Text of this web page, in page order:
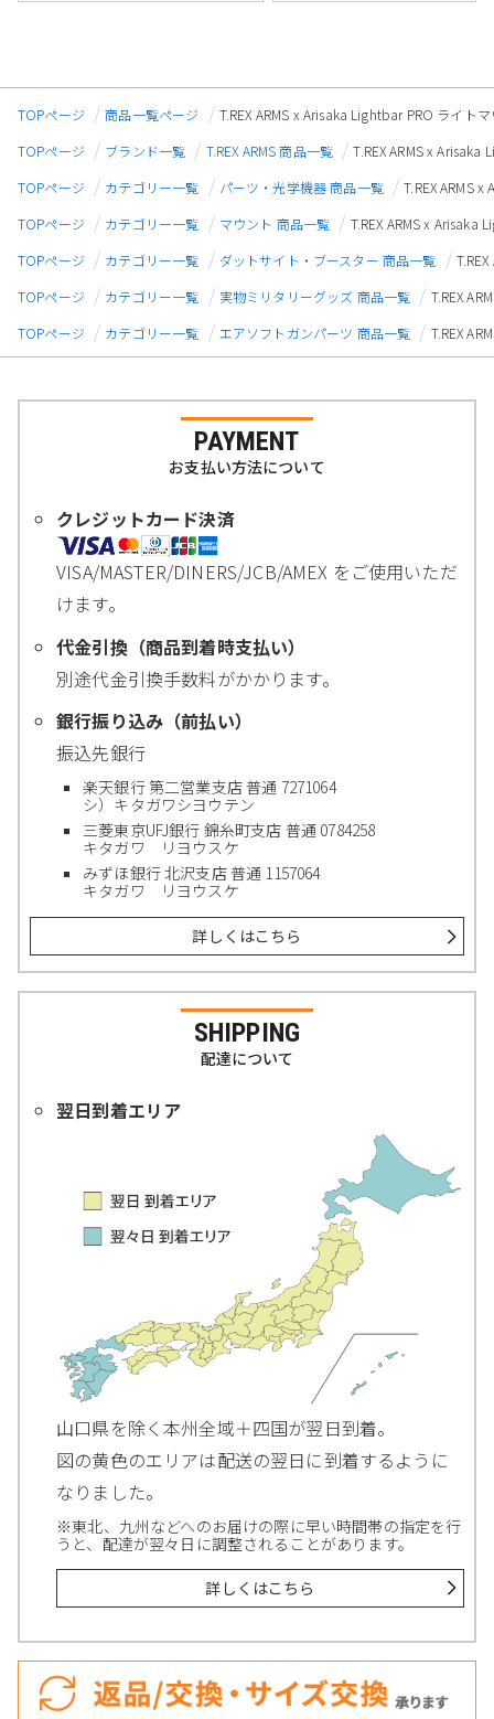
TOPページ 商品一覧ページ
T.REX ARMS x Arisaka Lightbar PRO ライト
TOPページ
ブランド一覧 T.REX ARMS 商品一覧
T.REX ARMS x
TOPページ
カテゴリー一覧 パーツ・光学機器 商品一覧
T.REX ARMS
TOPページ
カテゴリー一覧 マウント 商品一覧
T.REX ARMS x Arisaka
TOPページ
カテゴリー一覧 ダットサイト・ブースター 商品一覧
TOPページ
カテゴリー一覧 実物ミリタリーグッズ 商品一覧
T.REX
TOPページ
カテゴリー一覧 エアソフトガンパーツ 商品一覧 T.REX
PAYMENT
お支払い方法について
クレジットカード決済
VISA/MASTER/DINERS/JCB/AMEX をご使用いただ
けます。
代金引換（商品到着時支払い）
別途代金引換手数料がかかります。
銀行振り込み（前払い）
振込先銀行
楽天銀行 第二営業支店 普通 7271064
シ）キタガワシヨウテン
三菱東京UFJ銀行 錦糸町支店 普通 0784258
キタガワ リヨウスケ
みずほ銀行 北沢支店 普通 1157064
キタガワ リヨウスケ
詳しくはこちら
SHIPPING
配達について
翌日到着エリア
山口県を除く本州全域＋四国が翌日到着。
図の黄色のエリアは配送の翌日に到着するように
なりました。
※東北、九州などへのお届けの際に早い時間帯の指定を行
うと、配達が翌々日に調整されることがあります。
詳しくはこちら